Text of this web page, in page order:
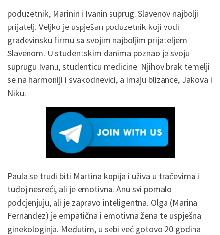
poduzetnik, Marinin i Ivanin suprug. Slavenov najbolji
prijatelj. Veljko je uspješan poduzetnik koji vodi
građevinsku firmu sa svojim najboljim prijateljem
Slavenom. U studentskim danima poznao je svoju
suprugu Ivanu, studenticu medicine. Njihov brak temelji
se na harmoniji i svakodnevici, a imaju blizance, Jakova i
Niku.
Paula se trudi biti Martina kopija i uživa u tračevima i
tuđoj nesreći, ali je emotivna. Anu svi pomalo
podcjenjuju, ali je zapravo inteligentna. Olga (Marina
Fernandez) je empatična i emotivna žena te uspješna
ginekologinja. Međutim, u sebi već gotovo 20 godina